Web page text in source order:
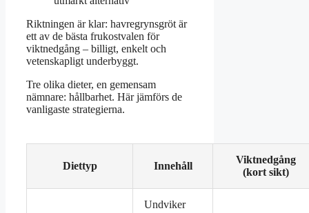
Riktningen är klar: havregrynsgröt är
ett av de bästa frukostvalen för
viktnedgång – billigt, enkelt och
vetenskapligt underbyggt.
Tre olika dieter, en gemensam
nämnare: hållbarhet. Här jämförs de
vanligaste strategierna.
Diettyp Innehåll
Viktnedgång
(kort sikt)
Undviker